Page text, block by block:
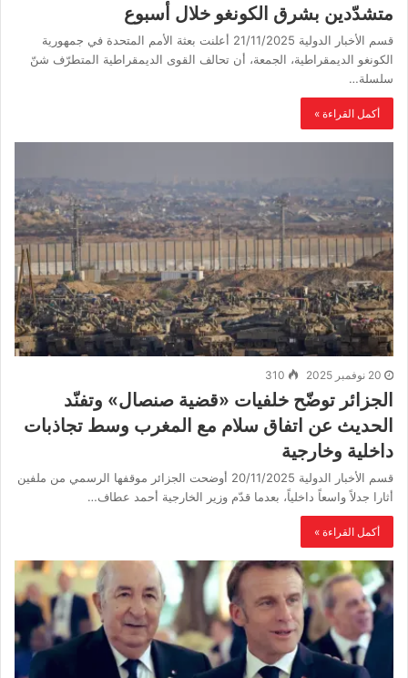
متشدّدين بشرق الكونغو خلال أسبوع
قسم الأخبار الدولية 21/11/2025 أعلنت بعثة الأمم المتحدة في جمهورية
الكونغو الديمقراطية، الجمعة، أن تحالف القوى الديمقراطية المتطرّف شنّ
سلسلة…
أكمل القراءة »
20 نوفمبر 2025 310
الجزائر توضّح خلفيات «قضية صنصال» وتفنّد
الحديث عن اتفاق سلام مع المغرب وسط تجاذبات
داخلية وخارجية
قسم الأخبار الدولية 20/11/2025 أوضحت الجزائر موقفها الرسمي من ملفين
أثارا جدلاً واسعاً داخلياً، بعدما قدّم وزير الخارجية أحمد عطاف…
أكمل القراءة »